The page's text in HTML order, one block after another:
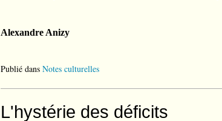
Alexandre Anizy
Publié dans Notes culturelles
L'hystérie des déficits